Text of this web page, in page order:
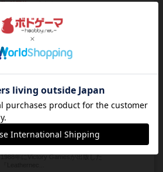
約8時間前by うらまこ
フリップ７
カードをめくるかパスをするかを決めてパスした
時のカード数字が得点になる...
約8時間前 by mob567
コンセプト
中から他のプレイヤーに当て...
約8時間前
海兵隊